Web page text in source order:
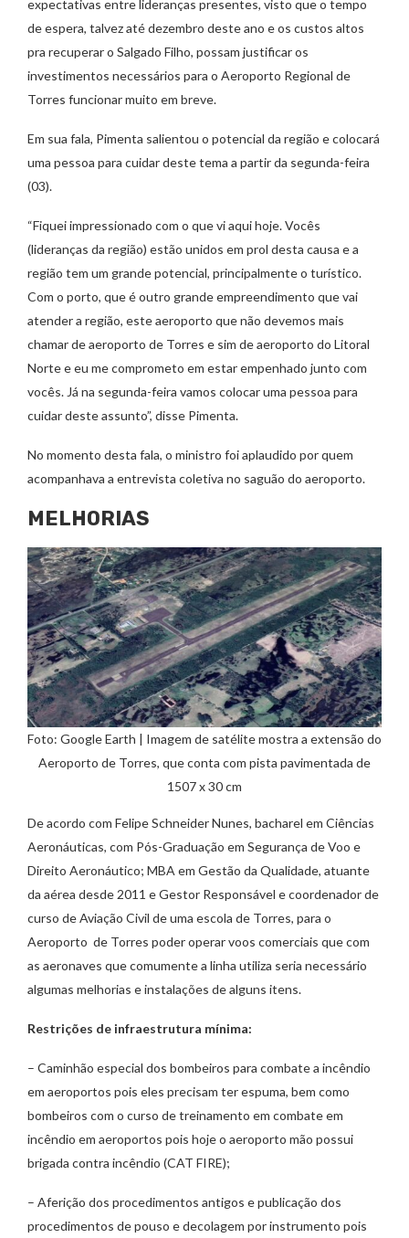
expectativas entre lideranças presentes, visto que o tempo
de espera, talvez até dezembro deste ano e os custos altos
pra recuperar o Salgado Filho, possam justificar os
investimentos necessários para o Aeroporto Regional de
Torres funcionar muito em breve.
Em sua fala, Pimenta salientou o potencial da região e colocará
uma pessoa para cuidar deste tema a partir da segunda-feira
(03).
“Fiquei impressionado com o que vi aqui hoje. Vocês
(lideranças da região) estão unidos em prol desta causa e a
região tem um grande potencial, principalmente o turístico.
Com o porto, que é outro grande empreendimento que vai
atender a região, este aeroporto que não devemos mais
chamar de aeroporto de Torres e sim de aeroporto do Litoral
Norte e eu me comprometo em estar empenhado junto com
vocês. Já na segunda-feira vamos colocar uma pessoa para
cuidar deste assunto”, disse Pimenta.
No momento desta fala, o ministro foi aplaudido por quem
acompanhava a entrevista coletiva no saguão do aeroporto.
MELHORIAS
Foto: Google Earth | Imagem de satélite mostra a extensão do
Aeroporto de Torres, que conta com pista pavimentada de
1507 x 30 cm
De acordo com Felipe Schneider Nunes, bacharel em Ciências
Aeronáuticas, com Pós-Graduação em Segurança de Voo e
Direito Aeronáutico; MBA em Gestão da Qualidade, atuante
da aérea desde 2011 e Gestor Responsável e coordenador de
curso de Aviação Civil de uma escola de Torres, para o
Aeroporto de Torres poder operar voos comerciais que com
as aeronaves que comumente a linha utiliza seria necessário
algumas melhorias e instalações de alguns itens.
Restrições de infraestrutura mínima:
– Caminhão especial dos bombeiros para combate a incêndio
em aeroportos pois eles precisam ter espuma, bem como
bombeiros com o curso de treinamento em combate em
incêndio em aeroportos pois hoje o aeroporto mão possui
brigada contra incêndio (CAT FIRE);
– Aferição dos procedimentos antigos e publicação dos
procedimentos de pouso e decolagem por instrumento pois